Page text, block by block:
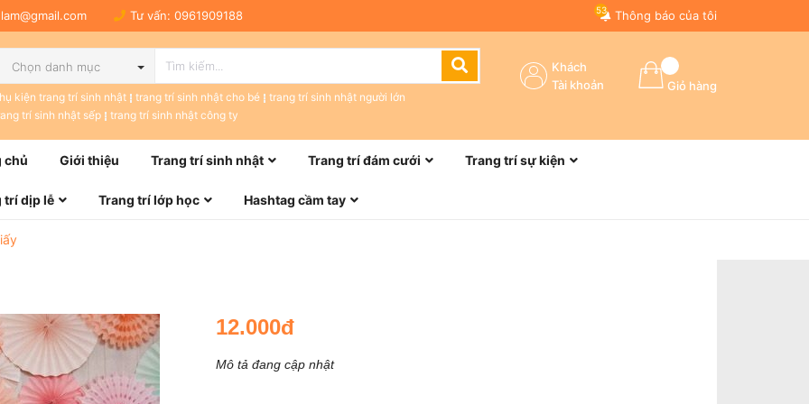
Tư vấn: 0961909188 Thông báo của tôi
53
Chọn danh mục
kiện trang trí sinh nhật trang trí sinh nhật cho bé
trang trí sinh nhật người lớn
trí sinh nhật sếp
trang trí sinh nhật công ty
Giỏ hàng
Khách
Tài khoản
chủ Giới thiệu Trang trí sinh nhật Trang trí đám cưới Trang trí sự kiện
trí dịp lễ Trang trí lớp học Hashtag cầm tay
12.000đ
Mô tả đang cập nhật